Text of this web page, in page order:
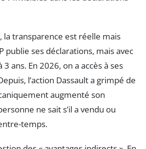
la transparence est réelle mais
publie ses déclarations, mais avec
3 ans. En 2026, on a accès à ses
l’action Dassault a grimpé de
augmenté son
ne sait s’il a vendu ou
temps.